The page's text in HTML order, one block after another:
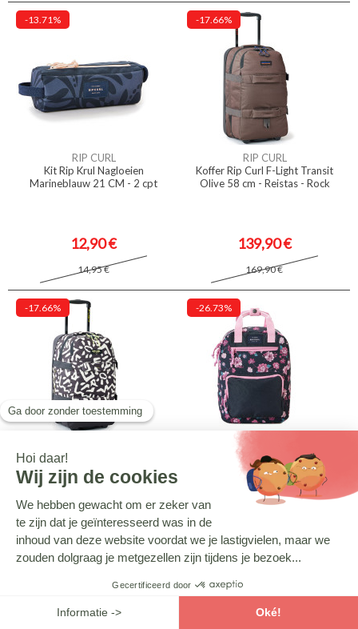
-13.71%
RIP CURL
Kit Rip Krul Nagloeien
Marineblauw 21 CM - 2 cpt
12,90 €
14,95 €
-17.66%
RIP CURL
Koffer Rip Curl F-Light Transit
Olive 58 cm - Reistas - Rock
139,90 €
169,90 €
-17.66%
Koffer Rip Curl F-Light Transit
Olive 58 cm - Reistas - Washed
Black
139,90 €
169,90 €
-26.73%
Rugzak Rip Curl Mini Svelte 32
CM - Dark Navy
32,90 €
44,90 €
-34.38%